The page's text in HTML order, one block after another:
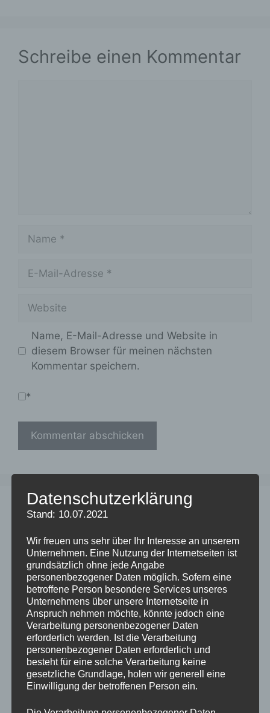
Schreibe einen Kommentar
Name, E-Mail-Adresse und Website in
diesem Browser für meinen nächsten
Kommentar speichern.
*
Datenschutzerklärung
Stand: 10.07.2021
Wir freuen uns sehr über Ihr Interesse an unserem
Unternehmen. Eine Nutzung der Internetseiten ist
grundsätzlich ohne jede Angabe
personenbezogener Daten möglich. Sofern eine
betroffene Person besondere Services unseres
Unternehmens über unsere Internetseite in
Anspruch nehmen möchte, könnte jedoch eine
Verarbeitung personenbezogener Daten
erforderlich werden. Ist die Verarbeitung
personenbezogener Daten erforderlich und
besteht für eine solche Verarbeitung keine
gesetzliche Grundlage, holen wir generell eine
Einwilligung der betroffenen Person ein.